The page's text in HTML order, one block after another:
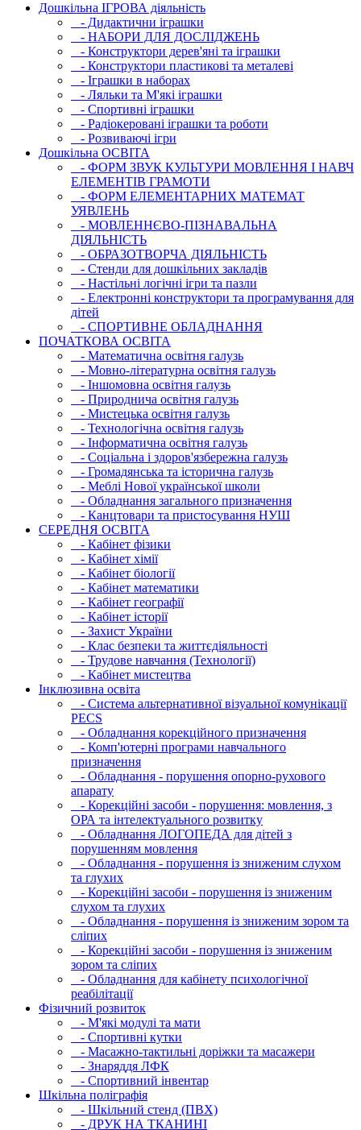
Дошкільна ІГРОВА діяльність
- Дидактични іграшки
- НАБОРИ ДЛЯ ДОСЛІДЖЕНЬ
- Конструктори дерев'яні та іграшки
- Конструктори пластикові та металеві
- Іграшки в наборах
- Ляльки та М'які іграшки
- Спортивні іграшки
- Радіокеровані іграшки та роботи
- Розвиваючі ігри
Дошкільна ОСВIТА
- ФОРМ ЗВУК КУЛЬТУРИ МОВЛЕННЯ І НАВЧ
ЕЛЕМЕНТІВ ГРАМОТИ
- ФОРМ ЕЛЕМЕНТАРНИХ МАТЕМАТ
УЯВЛЕНЬ
- МОВЛЕННЄВО-ПІЗНАВАЛЬНА
ДІЯЛЬНІСТЬ
- ОБРАЗОТВОРЧА ДІЯЛЬНІСТЬ
- Стенди для дошкільних закладів
- Настільні логічні ігри та пазли
- Електронні конструктори та програмування для
дітей
- СПОРТИВНЕ ОБЛАДНАННЯ
ПОЧАТКОВА ОСВIТА
- Математична освітня галузь
- Мовно-літературна освітня галузь
- Iншомовна освітня галузь
- Природнича освітня галузь
- Мистецька освітня галузь
- Технологічна освітня галузь
- Інфopматична освітня галузь
- Соціальна і здоров'язбережна галузь
- Громадянська та історична галузь
- Меблі Нової української школи
- Обладнання загального призначення
- Канцтовари та пристосування НУШ
СЕРЕДНЯ ОСВIТА
- Кабінет фізики
- Кабінет хімії
- Кабінет біології
- Кабінет математики
- Кабінет географії
- Кабінет історії
- Захист України
- Клас безпеки та життєдіяльності
- Трудове навчання (Технології)
- Кабінет мистецтва
Інклюзивна освіта
- Система альтернативної візуальної комунікації
PECS
- Обладнання корекційного призначення
- Комп'ютерні програми навчального
призначення
- Обладнання - порушення опорно-рухового
апарату
- Корекційні засоби - порушення: мовлення, з
ОРА та інтелектуального розвитку
- Обладнання ЛОГОПЕДА для дітей з
порушенням мовлення
- Обладнання - порушення із зниженим слухом
та глухих
- Корекційні засоби - порушення із зниженим
слухом та глухих
- Обладнання - порушення із зниженим зором та
сліпих
- Корекційні засоби - порушення із зниженим
зором та сліпих
- Обладнання для кабінету психологічної
реабілітації
Фізичний розвиток
- М'які модулi та мати
- Спортивні кутки
- Масажно-тактильні доріжки та масажери
- Знаряддя ЛФК
- Спортивний інвентар
Шкільна поліграфія
- Шкільний стенд (ПВХ)
- ДРУК НА ТКАНИНІ